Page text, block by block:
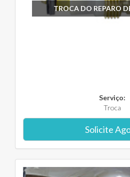
TROCA DO REPARO
Serviço:
Troca
Solicite